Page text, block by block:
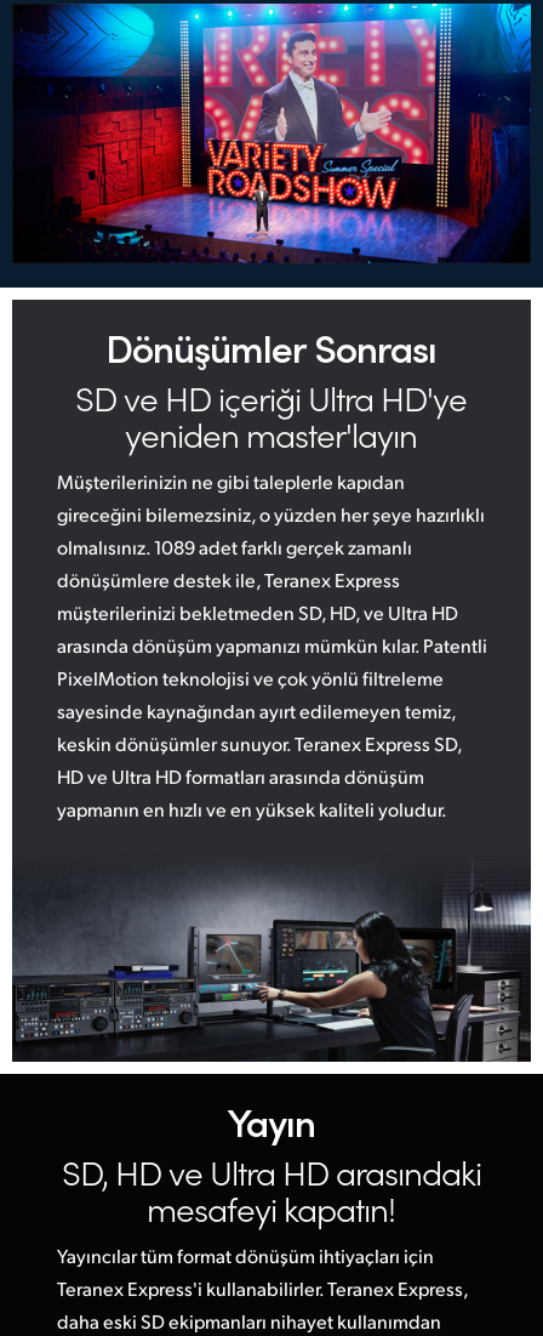
Dönüşümler Sonrası
SD ve HD içeriği Ultra HD'ye
yeniden master'layın
Müşterilerinizin ne gibi taleplerle kapıdan
gireceğini bilemezsiniz, o yüzden her şeye hazırlıklı
olmalısınız. 1089 adet farklı gerçek zamanlı
dönüşümlere destek ile, Teranex Express
müşterilerinizi bekletmeden SD, HD, ve Ultra HD
arasında dönüşüm yapmanızı mümkün kılar. Patentli
PixelMotion teknolojisi ve çok yönlü filtreleme
sayesinde kaynağından ayırt edilemeyen temiz,
keskin dönüşümler sunuyor. Teranex Express SD,
HD ve Ultra HD formatları arasında dönüşüm
yapmanın en hızlı ve en yüksek kaliteli yoludur.
Yayın
SD, HD ve Ultra HDarasındaki
mesafeyi kapatın!
Yayıncılar tüm format dönüşüm ihtiyaçları için
Teranex Express'i kullanabilirler. Teranex Express,
daha eski SD ekipmanları nihayet kullanımdan